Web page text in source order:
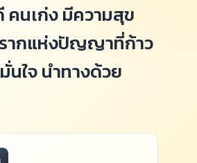
คนเก่ง มีความสุข
ากแห่งปัญญาที่ก้าว
ใจ นำทางด้วย